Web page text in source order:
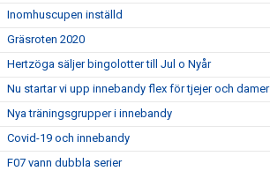
Inomhuscupen inställd
Gräsroten 2020
Hertzöga säljer bingolotter till Jul o Nyår
Nu startar vi upp innebandy flex för tjejer och damer
Nya träningsgrupper i innebandy
Covid-19 och innebandy
F07 vann dubbla serier